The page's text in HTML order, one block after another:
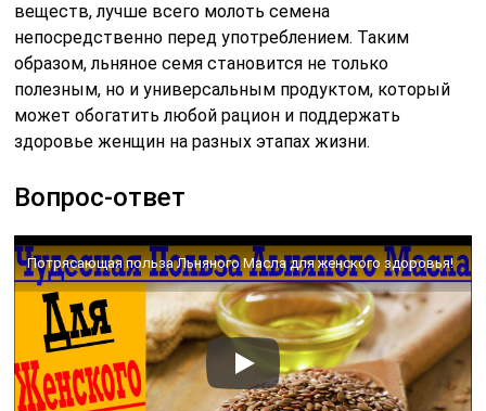
веществ, лучше всего молоть семена
непосредственно перед употреблением. Таким
образом, льняное семя становится не только
полезным, но и универсальным продуктом, который
может обогатить любой рацион и поддержать
здоровье женщин на разных этапах жизни.
Вопрос-ответ
Потрясающая польза Льняного Масла для женского здоровья!